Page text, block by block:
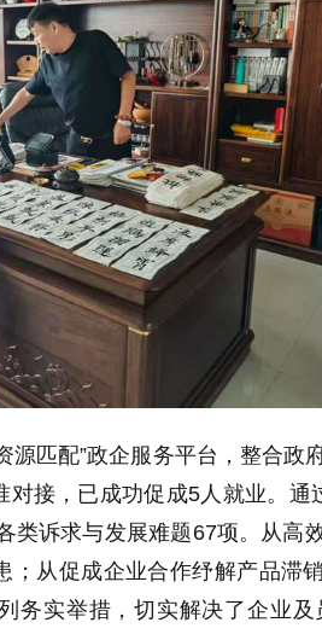
源匹配”政企服务平台，整合政
接，已成功促成5人就业。通
类诉求与发展难题67项。从高
；从促成企业合作纾解产品滞
实举措，切实解决了企业及